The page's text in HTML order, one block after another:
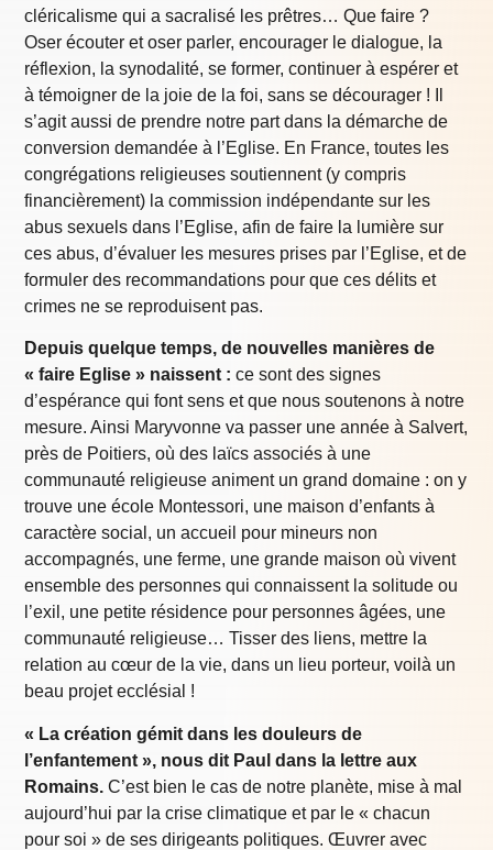
cléricalisme qui a sacralisé les prêtres… Que faire ?
Oser écouter et oser parler, encourager le dialogue, la
réflexion, la synodalité, se former, continuer à espérer et
à témoigner de la joie de la foi, sans se décourager ! Il
s’agit aussi de prendre notre part dans la démarche de
conversion demandée à l’Eglise. En France, toutes les
congrégations religieuses soutiennent (y compris
financièrement) la commission indépendante sur les
abus sexuels dans l’Eglise, afin de faire la lumière sur
ces abus, d’évaluer les mesures prises par l’Eglise, et de
formuler des recommandations pour que ces délits et
crimes ne se reproduisent pas.
Depuis quelque temps, de nouvelles manières de
« faire Eglise » naissent : ce sont des signes
d’espérance qui font sens et que nous soutenons à notre
mesure. Ainsi Maryvonne va passer une année à Salvert,
près de Poitiers, où des laïcs associés à une
communauté religieuse animent un grand domaine : on y
trouve une école Montessori, une maison d’enfants à
caractère social, un accueil pour mineurs non
accompagnés, une ferme, une grande maison où vivent
ensemble des personnes qui connaissent la solitude ou
l’exil, une petite résidence pour personnes âgées, une
communauté religieuse… Tisser des liens, mettre la
relation au cœur de la vie, dans un lieu porteur, voilà un
beau projet ecclésial !
« La création gémit dans les douleurs de
l’enfantement », nous dit Paul dans la lettre aux
Romains. C’est bien le cas de notre planète, mise à mal
aujourd’hui par la crise climatique et par le « chacun
pour soi » de ses dirigeants politiques. Œuvrer avec